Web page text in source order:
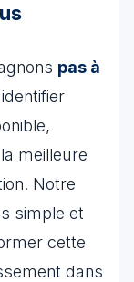
pas à
meilleure
Notre
simple et
cette
dans